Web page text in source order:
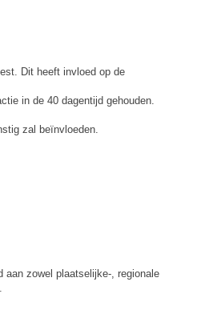
Dit heeft invloed op de
in de 40 dagentijd gehouden.
zal beïnvloeden.
aan zowel plaatselijke-, regionale